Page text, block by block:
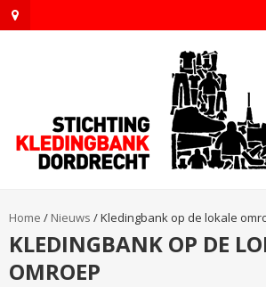
Home / Nieuws /Kledingbank op de lokale
KLEDINGBANK OP DE
OMROEP